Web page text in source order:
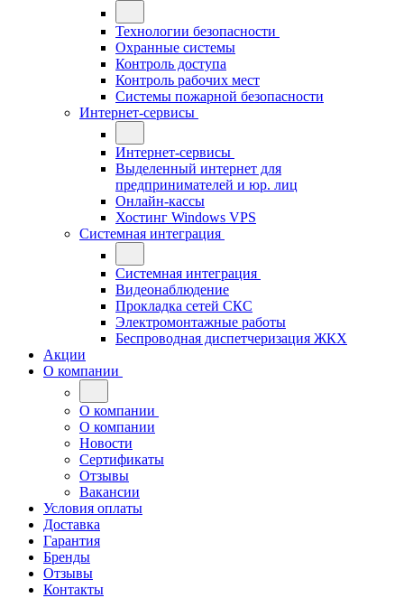
Технологии безопасности
Охранные системы
Контроль доступа
Контроль рабочих мест
Системы пожарной безопасности
Интернет-сервисы
Интернет-сервисы
Выделенный интернет для
предпринимателей и юр. лиц
Онлайн-кассы
Хостинг Windows VPS
Системная интеграция
Системная интеграция
Видеонаблюдение
Прокладка сетей СКС
Электромонтажные работы
Беспроводная диспетчеризация ЖКХ
Акции
О компании
О компании
О компании
Новости
Сертификаты
Отзывы
Вакансии
Условия оплаты
Доставка
Гарантия
Бренды
Отзывы
Контакты